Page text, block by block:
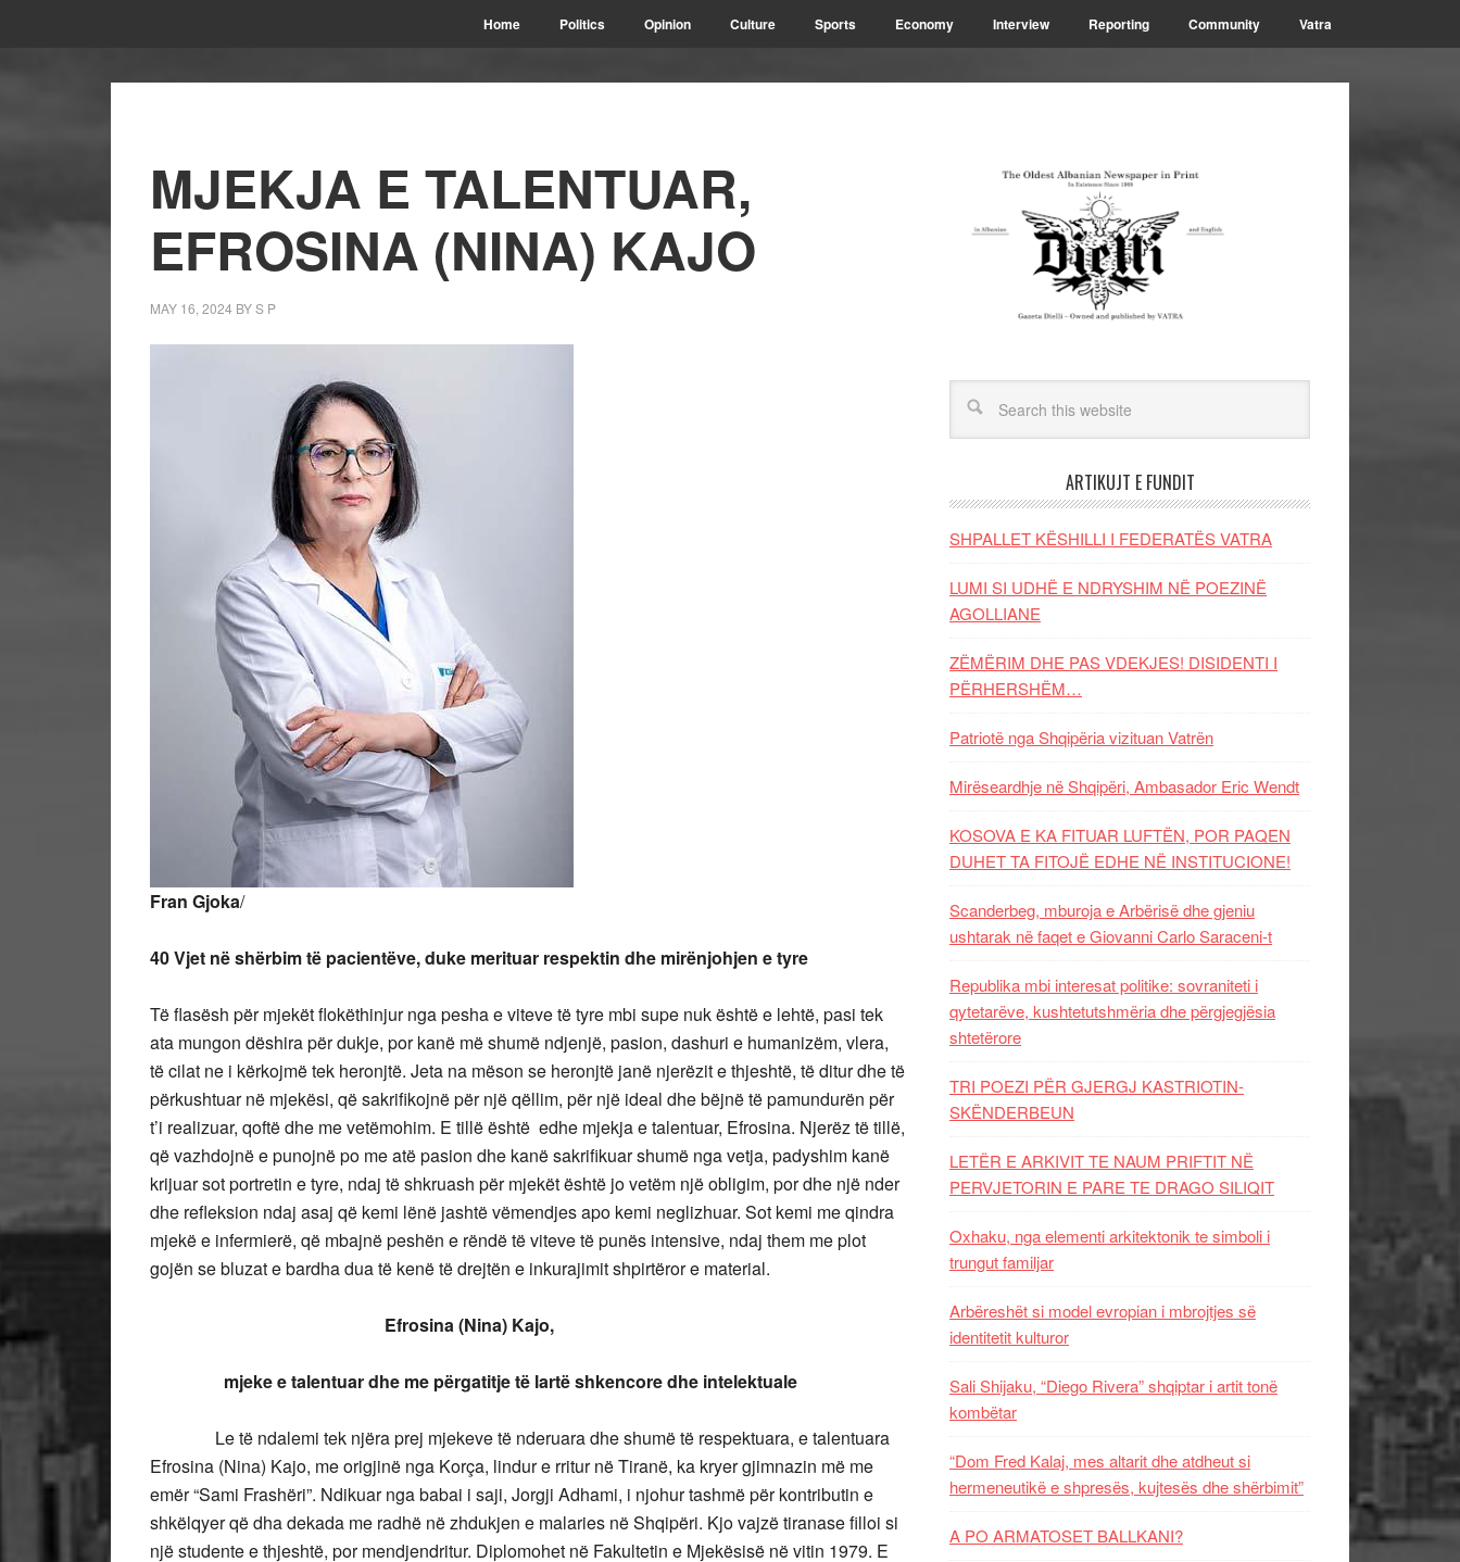
Home Politics Opinion Culture Sports Economy Interview Reporting Community Vatra
MJEKJA E TALENTUAR,
EFROSINA (NINA) KAJO
MAY 16, 2024 BYS P
Fran Gjoka/
40 Vjet në shërbim të pacientëve, duke merituar respektin dhe mirënjohjen e tyre
Të flasësh për mjekët flokëthinjur nga pesha e viteve të tyre mbi supe nuk është e lehtë, pasi tek
ata mungon dëshira për dukje, por kanë më shumë ndjenjë, pasion, dashuri e humanizëm, vlera,
të cilat ne i kërkojmë tek heronjtë. Jeta na mëson se heronjtë janë njerëzit e thjeshtë, të ditur dhe të
përkushtuar në mjekësi, që sakrifikojnë për një qëllim, për një ideal dhe bëjnë të pamundurën për
t’i realizuar, qoftë dhe me vetëmohim. E tillë është edhe mjekja e talentuar, Efrosina. Njerëz të tillë,
që vazhdojnë e punojnë po me atë pasion dhe kanë sakrifikuar shumë nga vetja, padyshim kanë
krijuar sot portretin e tyre, ndaj të shkruash për mjekët është jo vetëm një obligim, por dhe një nder
dhe refleksion ndaj asaj që kemi lënë jashtë vëmendjes apo kemi neglizhuar. Sot kemi me qindra
mjekë e infermierë, që mbajnë peshën e rëndë të viteve të punës intensive, ndaj them me plot
gojën se bluzat e bardha dua të kenë të drejtën e inkurajimit shpirtëror e material.
Efrosina (Nina) Kajo,
mjeke e talentuar dhe me përgatitje të lartë shkencore dhe intelektuale
Le të ndalemi tek njëra prej mjekeve të nderuara dhe shumë të respektuara, e talentuara
Efrosina (Nina) Kajo, me origjinë nga Korça, lindur e rritur në Tiranë, ka kryer gjimnazin më me
emër “Sami Frashëri”. Ndikuar nga babai i saji, Jorgji Adhami, i njohur tashmë për kontributin e
shkëlqyer që dha dekada me radhë në zhdukjen e malaries në Shqipëri. Kjo vajzë tiranase filloi si
një studente e thjeshtë, por mendjendritur. Diplomohet në Fakultetin e Mjekësisë në vitin 1979. E
ARTIKUJT E FUNDIT
SHPALLET KËSHILLI I FEDERATËS VATRA
LUMI SI UDHË E NDRYSHIM NË POEZINË
AGOLLIANE
ZËMËRIM DHE PAS VDEKJES! DISIDENTI I
PËRHERSHËM…
Patriotë nga Shqipëria vizituan Vatrën
Mirëseardhje në Shqipëri, Ambasador Eric Wendt
KOSOVA E KA FITUAR LUFTËN, POR PAQEN
DUHET TA FITOJË EDHE NË INSTITUCIONE!
Scanderbeg, mburoja e Arbërisë dhe gjeniu
ushtarak në faqet e Giovanni Carlo Saraceni-t
Republika mbi interesat politike: sovraniteti i
qytetarëve, kushtetutshmëria dhe përgjegjësia
shtetërore
TRI POEZI PËR GJERGJ KASTRIOTIN-
SKËNDERBEUN
LETËR E ARKIVIT TE NAUM PRIFTIT NË
PERVJETORIN E PARE TE DRAGO SILIQIT
Oxhaku, nga elementi arkitektonik te simboli i
trungut familjar
Arbëreshët si model evropian i mbrojtjes së
identitetit kulturor
Sali Shijaku, “Diego Rivera” shqiptar i artit tonë
kombëtar
“Dom Fred Kalaj, mes altarit dhe atdheut si
hermeneutikë e shpresës, kujtesës dhe shërbimit”
A PO ARMATOSET BALLKANI?